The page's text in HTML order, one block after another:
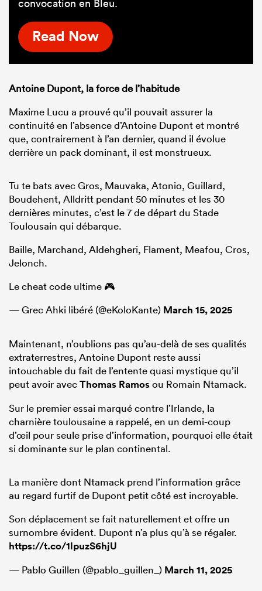
convocation en Bleu.
Read Now
Antoine Dupont, la force de l’habitude
Maxime Lucu a prouvé qu’il pouvait assurer la
continuité en l’absence d’Antoine Dupont et montré
que, contrairement à l’an dernier, quand il évolue
derrière un pack dominant, il est monstrueux.
Tu te bats avec Gros, Mauvaka, Atonio, Guillard,
Boudehent, Alldritt pendant 50 minutes et les 30
dernières minutes, c’est le 7 de départ du Stade
Toulousain qui débarque.
Baille, Marchand, Aldehgheri, Flament, Meafou, Cros,
Jelonch.
Le cheat code ultime 🎮
— Grec Ahki libéré (@eKoloKante) March 15, 2025
Maintenant, n’oublions pas qu’au-delà de ses qualités
extraterrestres, Antoine Dupont reste aussi
intouchable du fait de l’entente quasi mystique qu’il
peut avoir avecThomas Ramosou Romain Ntamack.
Sur le premier essai marqué contre l’Irlande, la
charnière toulousaine a rappelé, en un demi-coup
d’œil pour seule prise d’information, pourquoi elle était
si dominante sur le plan continental.
La manière dont Ntamack prend l’information grâce
au regard furtif de Dupont petit côté est incroyable.
Son déplacement se fait naturellement et offre un
surnombre évident. Dupont n’a plus qu’à se régaler.
https://t.co/1lpuzS6hjU
— Pablo Guillen (@pablo_guillen_) March 11, 2025